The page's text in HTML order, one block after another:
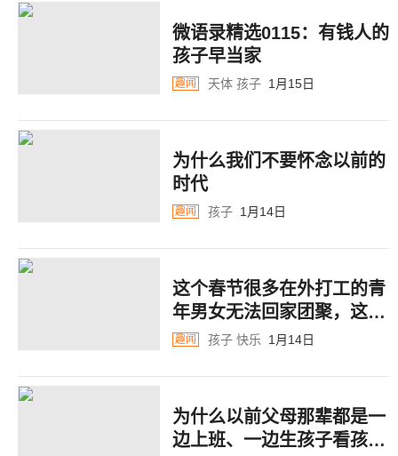
微语录精选0115：有钱人的
孩子早当家
趣闻 天体 孩子 1月15日
为什么我们不要怀念以前的
时代
趣闻 孩子 1月14日
这个春节很多在外打工的青
年男女无法回家团聚，这其
中，蕴藏着巨大的商机
趣闻 孩子 快乐 1月14日
为什么以前父母那辈都是一
边上班、一边生孩子看孩